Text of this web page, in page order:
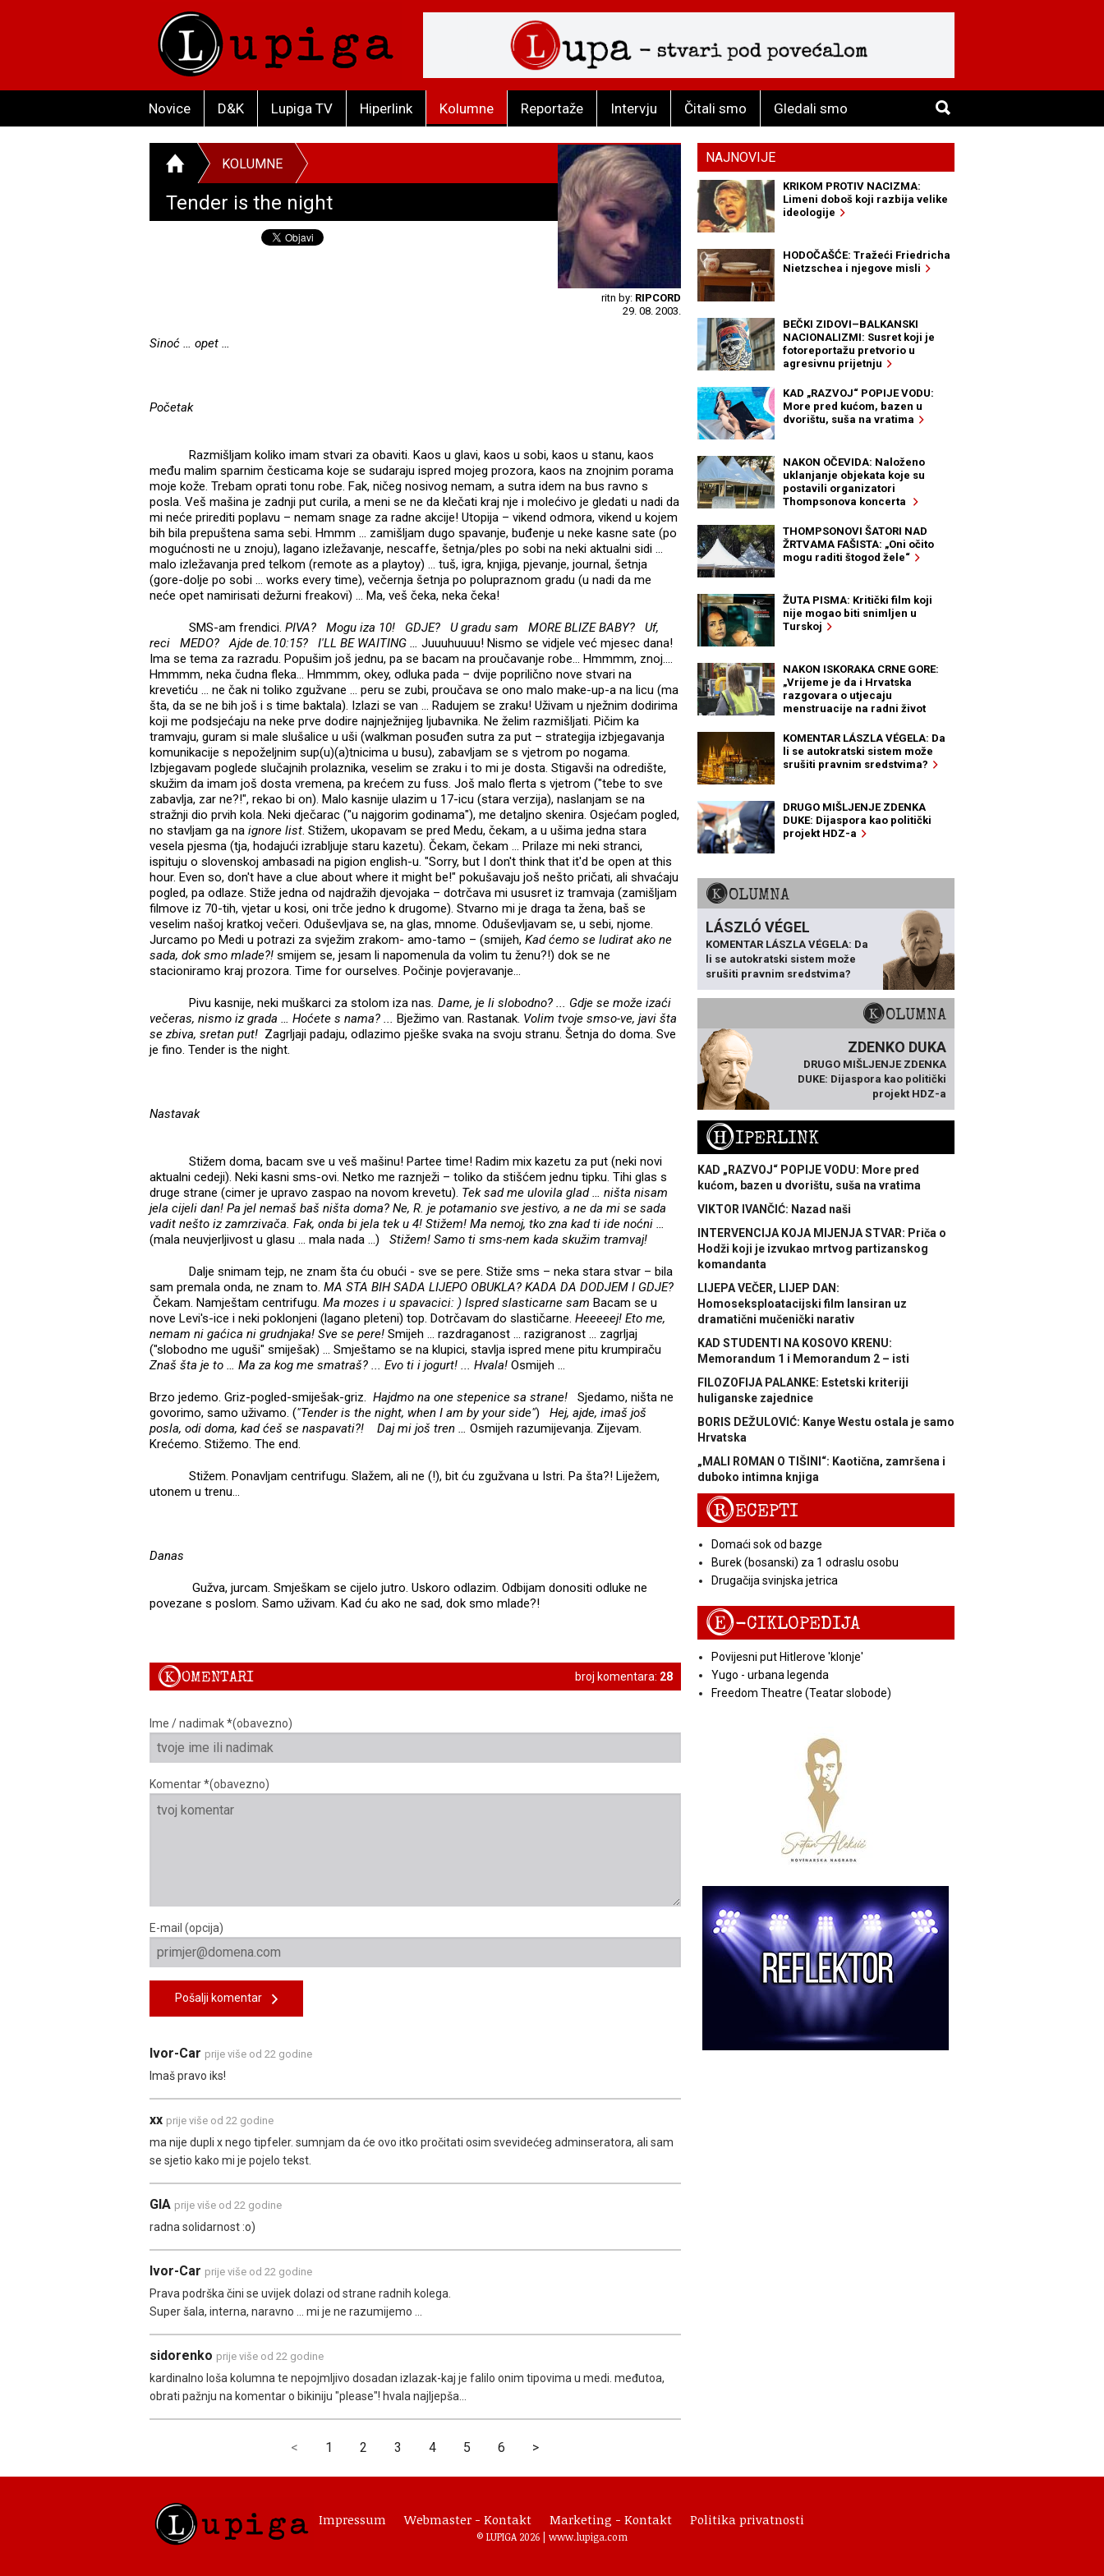
Novice D&K Lupiga TV Hiperlink Kolumne Reportaže Intervju Čitali smo Gledali smo
KOLUMNE
Tender is the night
ritn by: RIPCORD
29. 08. 2003.
Sinoć … opet …
Početak
Razmišljam koliko imam stvari za obaviti. Kaos u glavi, kaos u sobi, kaos u stanu, kaos
među malim sparnim česticama koje se sudaraju ispred mojeg prozora, kaos na znojnim porama
moje kože. Trebam oprati tonu robe. Fak, ničeg nosivog nemam, a sutra idem na bus ravno s
posla. Veš mašina je zadnji put curila, a meni se ne da klečati kraj nje i molećivo je gledati u nadi da
mi neće prirediti poplavu – nemam snage za radne akcije! Utopija – vikend odmora, vikend u kojem
bih bila prepuštena sama sebi. Hmmm … zamišljam dugo spavanje, buđenje u neke kasne sate (po
mogućnosti ne u znoju), lagano izležavanje, nescaffe, šetnja/ples po sobi na neki aktualni sidi …
malo izležavanja pred telkom (remote as a playtoy) … tuš, igra, knjiga, pjevanje, journal, šetnja
(gore-dolje po sobi … works every time), večernja šetnja po polupraznom gradu (u nadi da me
neće opet namirisati dežurni freakovi) … Ma, veš čeka, neka čeka!
SMS-am frendici. PIVA? Mogu iza 10! GDJE? U gradu sam MORE BLIZE BABY?
Uf,
reci
MEDO? Ajde de.10:15? I'LL BE WAITING … Juuuhuuuu! Nismo se vidjele već mjesec dana!
Ima se tema za razradu. Popušim još jednu, pa se bacam na proučavanje robe… Hmmmm, znoj….
Hmmmm, neka čudna fleka… Hmmmm, okey, odluka pada – dvije poprilično nove stvari na
krevetiću … ne čak ni toliko zgužvane … peru se zubi, proučava se ono malo make-up-a na licu (ma
šta, da se ne bih još i s time baktala). Izlazi se van … Radujem se zraku! Uživam u nježnim dodirima
koji me podsjećaju na neke prve dodire najnježnijeg ljubavnika. Ne želim razmišljati. Pičim ka
tramvaju, guram si male slušalice u uši (walkman posuđen sutra za put – strategija izbjegavanja
komunikacije s nepoželjnim sup(u)(a)tnicima u busu), zabavljam se s vjetrom po nogama.
Izbjegavam poglede slučajnih prolaznika, veselim se zraku i to mi je dosta. Stigavši na odredište,
skužim da imam još dosta vremena, pa krećem zu fuss. Još malo flerta s vjetrom ("tebe to sve
zabavlja, zar ne?!", rekao bi on). Malo kasnije ulazim u 17-icu (stara verzija), naslanjam se na
stražnji dio prvih kola. Neki dječarac ("u najgorim godinama"), me detaljno skenira. Osjećam pogled,
no stavljam ga na ignore list. Stižem, ukopavam se pred Medu, čekam, a u ušima jedna stara
vesela pjesma (tja, hodajući izrabljuje staru kazetu). Čekam, čekam … Prilaze mi neki stranci,
ispituju o slovenskoj ambasadi na pigion english-u. "Sorry, but I don't think that it'd be open at this
hour. Even so, don't have a clue about where it might be!" pokušavaju još nešto pričati, ali shvaćaju
pogled, pa odlaze. Stiže jedna od najdražih djevojaka – dotrčava mi ususret iz tramvaja (zamišljam
filmove iz 70-tih, vjetar u kosi, oni trče jedno k drugome). Stvarno mi je draga ta žena, baš se
veselim našoj kratkoj večeri. Oduševljava se, na glas, mnome. Oduševljavam se, u sebi, njome.
Jurcamo po Medi u potrazi za svježim zrakom- amo-tamo – (smijeh, Kad ćemo se ludirat ako ne
sada, dok smo mlade?! smijem se, jesam li napomenula da volim tu ženu?!) dok se ne
stacioniramo kraj prozora. Time for ourselves. Počinje povjeravanje…
Pivu kasnije, neki muškarci za stolom iza nas. Dame, je li slobodno? ... Gdje se može izaći
večeras, nismo iz grada … Hoćete s nama? ... Bježimo van. Rastanak. Volim tvoje smso-ve, javi šta
se zbiva, sretan put! Zagrljaji padaju, odlazimo pješke svaka na svoju stranu. Šetnja do doma. Sve
je fino. Tender is the night.
Nastavak
Stižem doma, bacam sve u veš mašinu! Partee time! Radim mix kazetu za put (neki novi
aktualni cedeji). Neki kasni sms-ovi. Netko me raznježi – toliko da stišćem jednu tipku. Tihi glas s
druge strane (cimer je upravo zaspao na novom krevetu). Tek sad me ulovila glad … ništa nisam
jela cijeli dan! Pa jel nemaš baš ništa doma? Ne, R. je potamanio sve jestivo, a ne da mi se sada
vadit nešto iz zamrzivača. Fak, onda bi jela tek u 4! Stižem! Ma nemoj, tko zna kad ti ide noćni …
(mala neuvjerljivost u glasu … mala nada …)
Stižem! Samo ti sms-nem kada skužim tramvaj!
Dalje snimam tejp, ne znam šta ću obući - sve se pere. Stiže sms – neka stara stvar – bila
sam premala onda, ne znam to. MA STA BIH SADA LIJEPO OBUKLA? KADA DA DODJEM I GDJE?
Čekam. Namještam centrifugu. Ma mozes i u spavacici: ) Ispred slasticarne sam Bacam se u
nove Levi's-ice i neki poklonjeni (lagano pleteni) top. Dotrčavam do slastičarne. Heeeeej! Eto me,
nemam ni gaćica ni grudnjaka! Sve se pere! Smijeh … razdraganost … razigranost … zagrljaj
("slobodno me uguši" smiješak) … Smještamo se na klupici, stavlja ispred mene pitu krumpiraču
Znaš šta je to … Ma za kog me smatraš? ... Evo ti i jogurt! ... Hvala! Osmijeh …
Brzo jedemo. Griz-pogled-smiješak-griz. Hajdmo na one stepenice sa strane!
Sjedamo, ništa ne
govorimo, samo uživamo. ("Tender is the night, when I am by your side")
Hej, ajde, imaš još
posla, odi doma, kad ćeš se naspavati?!
Daj mi još tren … Osmijeh razumijevanja. Zijevam.
Krećemo. Stižemo. The end.
Stižem. Ponavljam centrifugu. Slažem, ali ne (!), bit ću zgužvana u Istri. Pa šta?! Liježem,
utonem u trenu…
Danas
Gužva, jurcam. Smješkam se cijelo jutro. Uskoro odlazim. Odbijam donositi odluke ne
povezane s poslom. Samo uživam. Kad ću ako ne sad, dok smo mlade?!
broj komentara: 28
KOMENTARI
Ime / nadimak *(obavezno)
Komentar *(obavezno)
E-mail (opcija)
Pošalji komentar
Ivor-Car prije više od 22 godine
Imaš pravo iks!
xx prije više od 22 godine
ma nije dupli x nego tipfeler. sumnjam da će ovo itko pročitati osim svevidećeg adminseratora, ali sam
se sjetio kako mi je pojelo tekst.
GIA prije više od 22 godine
radna solidarnost :o)
Ivor-Car prije više od 22 godine
Prava podrška čini se uvijek dolazi od strane radnih kolega.
Super šala, interna, naravno ... mi je ne razumijemo ...
sidorenko prije više od 22 godine
kardinalno loša kolumna te nepojmljivo dosadan izlazak-kaj je falilo onim tipovima u medi. međutoa,
obrati pažnju na komentar o bikiniju "please"! hvala najljepša...
< 1 2 3 4 5 6 >
NAJNOVIJE
KRIKOM PROTIV NACIZMA:
Limeni doboš koji razbija velike
ideologije
HODOČAŠĆE: Tražeći Friedricha
Nietzschea i njegove misli
BEČKI ZIDOVI–BALKANSKI
NACIONALIZMI: Susret koji je
fotoreportažu pretvorio u
agresivnu prijetnju
KAD „RAZVOJ“ POPIJE VODU:
More pred kućom, bazen u
dvorištu, suša na vratima
NAKON OČEVIDA: Naloženo
uklanjanje objekata koje su
postavili organizatori
Thompsonova koncerta
THOMPSONOVI ŠATORI NAD
ŽRTVAMA FAŠISTA: „Oni očito
mogu raditi štogod žele“
ŽUTA PISMA: Kritički film koji
nije mogao biti snimljen u
Turskoj
NAKON ISKORAKA CRNE GORE:
„Vrijeme je da i Hrvatska
razgovara o utjecaju
menstruacije na radni život
KOMENTAR LÁSZLA VÉGELA: Da
li se autokratski sistem može
srušiti pravnim sredstvima?
DRUGO MIŠLJENJE ZDENKA
DUKE: Dijaspora kao politički
projekt HDZ-a
KOLUMNA
LÁSZLÓ VÉGEL
KOMENTAR LÁSZLA VÉGELA: Da
li se autokratski sistem može
srušiti pravnim sredstvima?
KOLUMNA
ZDENKO DUKA
DRUGO MIŠLJENJE ZDENKA
DUKE: Dijaspora kao politički
projekt HDZ-a
HIPERLINK
KAD „RAZVOJ“ POPIJE VODU: More pred
kućom, bazen u dvorištu, suša na vratima
VIKTOR IVANČIĆ: Nazad naši
INTERVENCIJA KOJA MIJENJA STVAR: Priča o
Hodži koji je izvukao mrtvog partizanskog
komandanta
LIJEPA VEČER, LIJEP DAN:
Homoseksploatacijski film lansiran uz
dramatični mučenički narativ
KAD STUDENTI NA KOSOVO KRENU:
Memorandum 1 i Memorandum 2 – isti
FILOZOFIJA PALANKE: Estetski kriteriji
huliganske zajednice
BORIS DEŽULOVIĆ: Kanye Westu ostala je samo
Hrvatska
„MALI ROMAN O TIŠINI“: Kaotična, zamršena i
duboko intimna knjiga
RECEPTI
Domaći sok od bazge
Burek (bosanski) za 1 odraslu osobu
Drugačija svinjska jetrica
E-CIKLOPEDIJA
Povijesni put Hitlerove 'klonje'
Yugo - urbana legenda
Freedom Theatre (Teatar slobode)
Impressum Webmaster - Kontakt Marketing - Kontakt Politika privatnosti
© LUPIGA 2026 | www.lupiga.com